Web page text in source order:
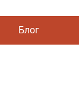
Блог